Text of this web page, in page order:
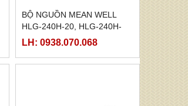
BỘ NGUỒN MEAN WELL
HLG-240H-20, HLG-240H-
20A,HLG-240H-20B,HLG-
LH: 0938.070.068